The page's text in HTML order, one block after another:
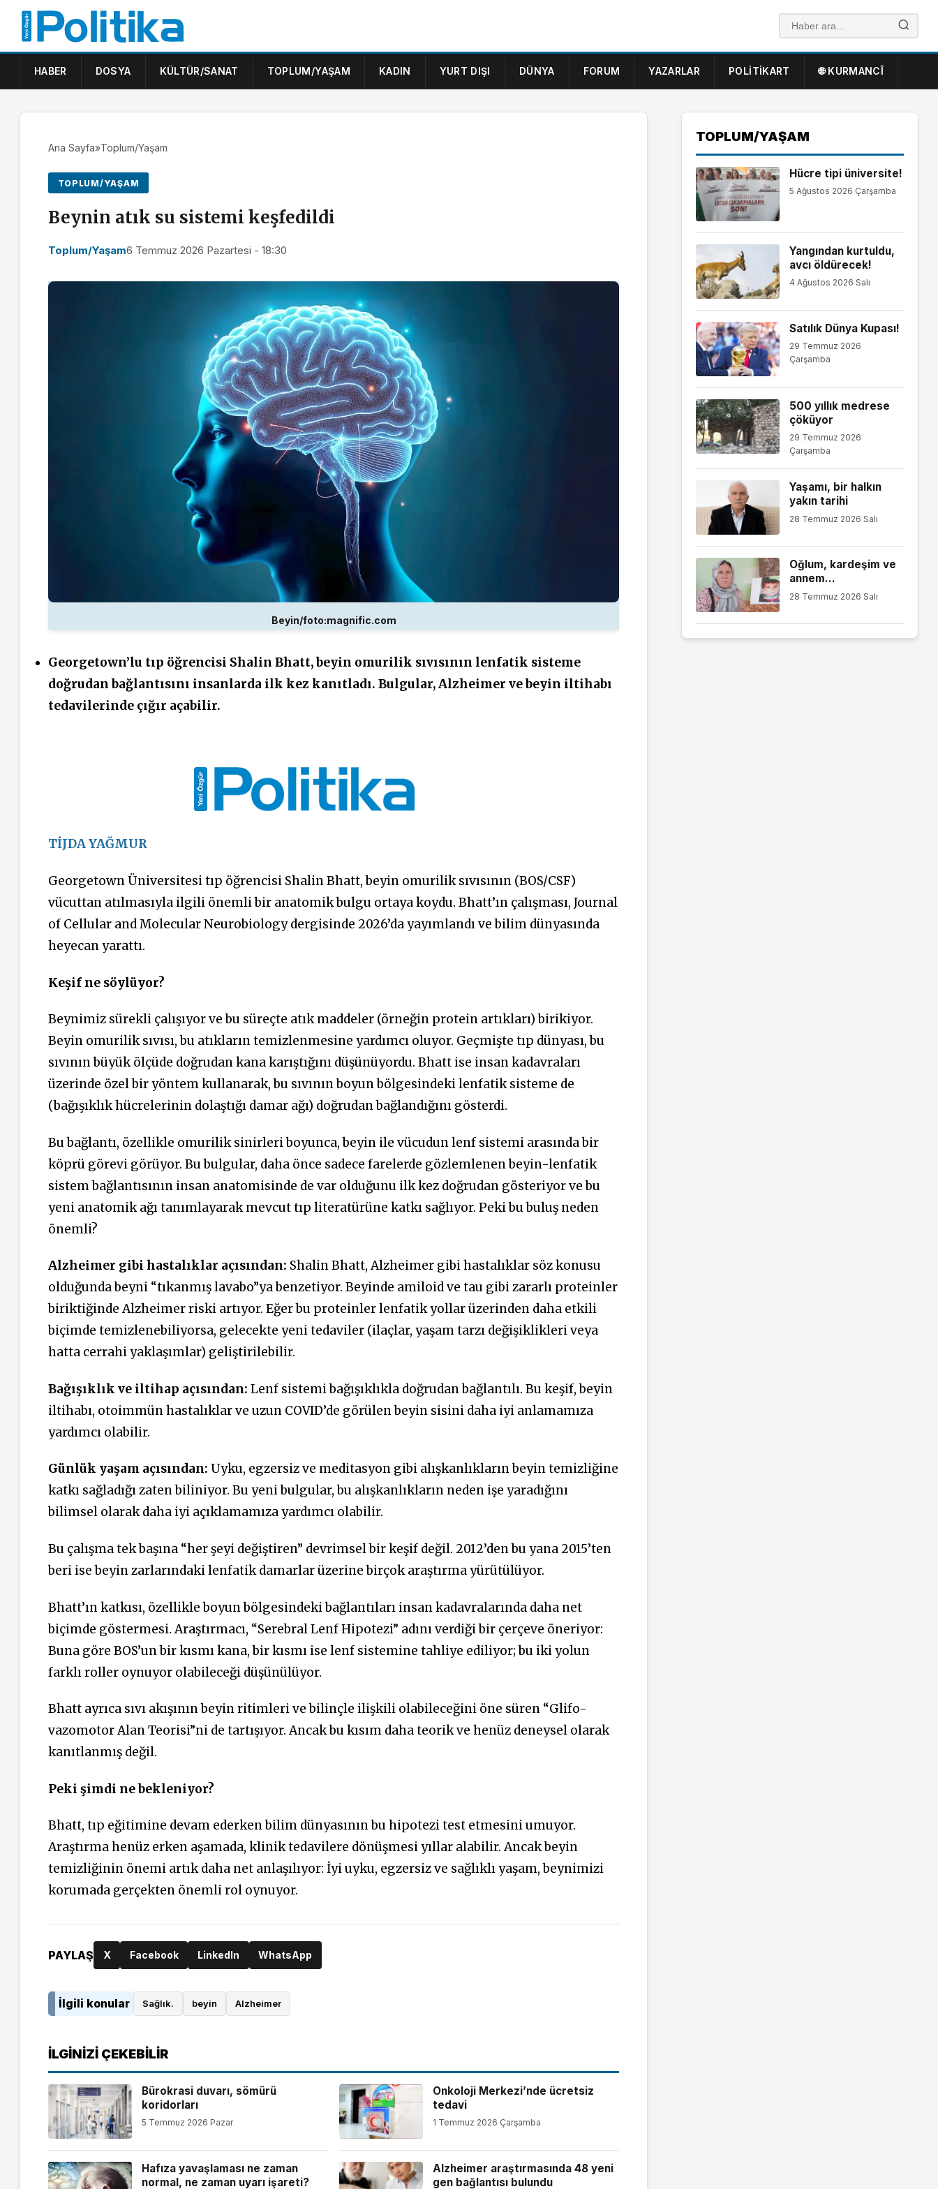
HABER DOSYA KÜLTÜR/SANAT TOPLUM/YAŞAM KADIN YURT DIŞI DÜNYA FORUM YAZARLAR POLITIKART 🌐 KURMANCÎ
Ana Sayfa»Toplum/Yaşam
TOPLUM/YAŞAM
Beynin atık su sistemi keşfedildi
Toplum/Yaşam6 Temmuz 2026 Pazartesi - 18:30
Beyin/foto:magnific.com
Georgetown’lu tıp öğrencisi Shalin Bhatt, beyin omurilik sıvısının lenfatik sisteme
doğrudan bağlantısını insanlarda ilk kez kanıtladı. Bulgular, Alzheimer ve beyin iltihabı
tedavilerinde çığır açabilir.
TİJDA YAĞMUR
Georgetown Üniversitesi tıp öğrencisi Shalin Bhatt, beyin omurilik sıvısının (BOS/CSF)
vücuttan atılmasıyla ilgili önemli bir anatomik bulgu ortaya koydu. Bhatt’ın çalışması, Journal
of Cellular and Molecular Neurobiology dergisinde 2026’da yayımlandı ve bilim dünyasında
heyecan yarattı.
Keşif ne söylüyor?
Beynimiz sürekli çalışıyor ve bu süreçte atık maddeler (örneğin protein artıkları) birikiyor.
Beyin omurilik sıvısı, bu atıkların temizlenmesine yardımcı oluyor. Geçmişte tıp dünyası, bu
sıvının büyük ölçüde doğrudan kana karıştığını düşünüyordu. Bhatt ise insan kadavraları
üzerinde özel bir yöntem kullanarak, bu sıvının boyun bölgesindeki lenfatik sisteme de
(bağışıklık hücrelerinin dolaştığı damar ağı) doğrudan bağlandığını gösterdi.
Bu bağlantı, özellikle omurilik sinirleri boyunca, beyin ile vücudun lenf sistemi arasında bir
köprü görevi görüyor. Bu bulgular, daha önce sadece farelerde gözlemlenen beyin-lenfatik
sistem bağlantısının insan anatomisinde de var olduğunu ilk kez doğrudan gösteriyor ve bu
yeni anatomik ağı tanımlayarak mevcut tıp literatürüne katkı sağlıyor. Peki bu buluş neden
önemli?
Alzheimer gibi hastalıklar açısından: Shalin Bhatt, Alzheimer gibi hastalıklar söz konusu
olduğunda beyni “tıkanmış lavabo”ya benzetiyor. Beyinde amiloid ve tau gibi zararlı proteinler
biriktiğinde Alzheimer riski artıyor. Eğer bu proteinler lenfatik yollar üzerinden daha etkili
biçimde temizlenebiliyorsa, gelecekte yeni tedaviler (ilaçlar, yaşam tarzı değişiklikleri veya
hatta cerrahi yaklaşımlar) geliştirilebilir.
Bağışıklık ve iltihap açısından: Lenf sistemi bağışıklıkla doğrudan bağlantılı. Bu keşif, beyin
iltihabı, otoimmün hastalıklar ve uzun COVID’de görülen beyin sisini daha iyi anlamamıza
yardımcı olabilir.
Günlük yaşam açısından: Uyku, egzersiz ve meditasyon gibi alışkanlıkların beyin temizliğine
katkı sağladığı zaten biliniyor. Bu yeni bulgular, bu alışkanlıkların neden işe yaradığını
bilimsel olarak daha iyi açıklamamıza yardımcı olabilir.
Bu çalışma tek başına “her şeyi değiştiren” devrimsel bir keşif değil. 2012’den bu yana 2015’ten
beri ise beyin zarlarındaki lenfatik damarlar üzerine birçok araştırma yürütülüyor.
Bhatt’ın katkısı, özellikle boyun bölgesindeki bağlantıları insan kadavralarında daha net
biçimde göstermesi. Araştırmacı, “Serebral Lenf Hipotezi” adını verdiği bir çerçeve öneriyor:
Buna göre BOS’un bir kısmı kana, bir kısmı ise lenf sistemine tahliye ediliyor; bu iki yolun
farklı roller oynuyor olabileceği düşünülüyor.
Bhatt ayrıca sıvı akışının beyin ritimleri ve bilinçle ilişkili olabileceğini öne süren “Glifo-
vazomotor Alan Teorisi”ni de tartışıyor. Ancak bu kısım daha teorik ve henüz deneysel olarak
kanıtlanmış değil.
Peki şimdi ne bekleniyor?
Bhatt, tıp eğitimine devam ederken bilim dünyasının bu hipotezi test etmesini umuyor.
Araştırma henüz erken aşamada, klinik tedavilere dönüşmesi yıllar alabilir. Ancak beyin
temizliğinin önemi artık daha net anlaşılıyor: İyi uyku, egzersiz ve sağlıklı yaşam, beynimizi
korumada gerçekten önemli rol oynuyor.
PAYLAŞ X Facebook LinkedIn WhatsApp
İlgili konular Sağlık. beyin Alzheimer
İLGINIZI ÇEKEBILIR
Bürokrasi duvarı, sömürü
koridorları
5 Temmuz 2026 Pazar
Onkoloji Merkezi’nde ücretsiz
tedavi
1 Temmuz 2026 Çarşamba
Hafıza yavaşlaması ne zaman
normal, ne zaman uyarı işareti?
Alzheimer araştırmasında 48 yeni
gen bağlantısı bulundu
TOPLUM/YAŞAM
Hücre tipi üniversite!
5 Ağustos 2026 Çarşamba
Yangından kurtuldu,
avcı öldürecek!
4 Ağustos 2026 Salı
Satılık Dünya Kupası!
29 Temmuz 2026
Çarşamba
500 yıllık medrese
çöküyor
29 Temmuz 2026
Çarşamba
Yaşamı, bir halkın
yakın tarihi
28 Temmuz 2026 Salı
Oğlum, kardeşim ve
annem...
28 Temmuz 2026 Salı